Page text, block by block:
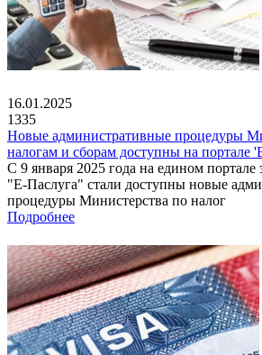
16.01.2025
1335
Новые административные процедуры
налогам и сборам доступны на портале
С 9 января 2025 года на едином портале
"Е-Паслуга" стали доступны новые
процедуры Министерства по налог
Подробнее